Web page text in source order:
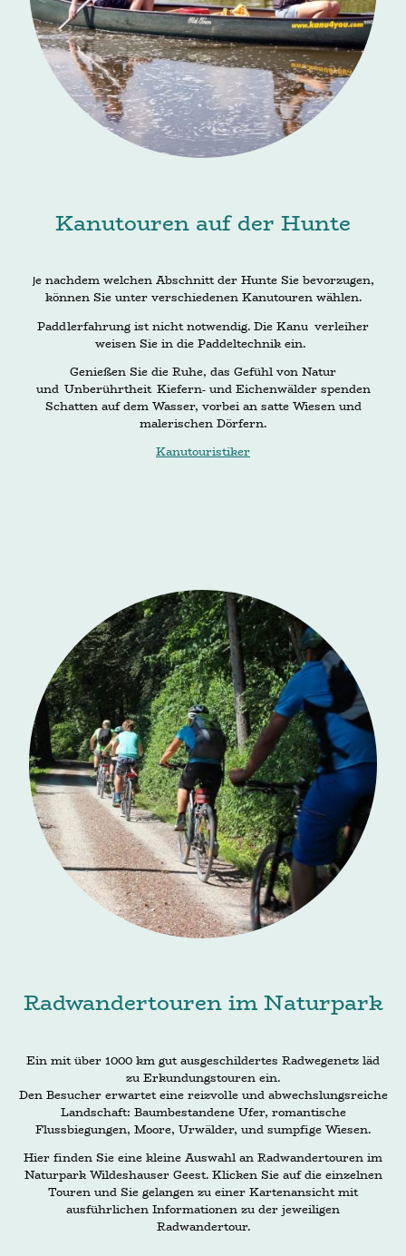
Kanutouren auf der Hunte
Je nachdem welchen Abschnitt der Hunte Sie bevorzugen,
können Sie unter verschiedenen Kanutouren wählen.
Paddlerfahrung ist nicht notwendig. Die Kanu verleiher
weisen Sie in die Paddeltechnik ein.
Genießen Sie die Ruhe, das Gefühl von Natur
und Unberührtheit Kiefern- und Eichenwälder spenden
Schatten auf dem Wasser, vorbei an satte Wiesen und
malerischen Dörfern.
Kanutouristiker
Radwandertouren im Naturpark
Ein mit über 1000 km gut ausgeschildertes Radwegenetz läd
zu Erkundungstouren ein.
Den Besucher erwartet eine reizvolle und abwechslungsreiche
Landschaft: Baumbestandene Ufer, romantische
Flussbiegungen, Moore, Urwälder, und sumpfige Wiesen.
Hier finden Sie eine kleine Auswahl an Radwandertouren im
Naturpark Wildeshauser Geest. Klicken Sie auf die einzelnen
Touren und Sie gelangen zu einer Kartenansicht mit
ausführlichen Informationen zu der jeweiligen
Radwandertour.